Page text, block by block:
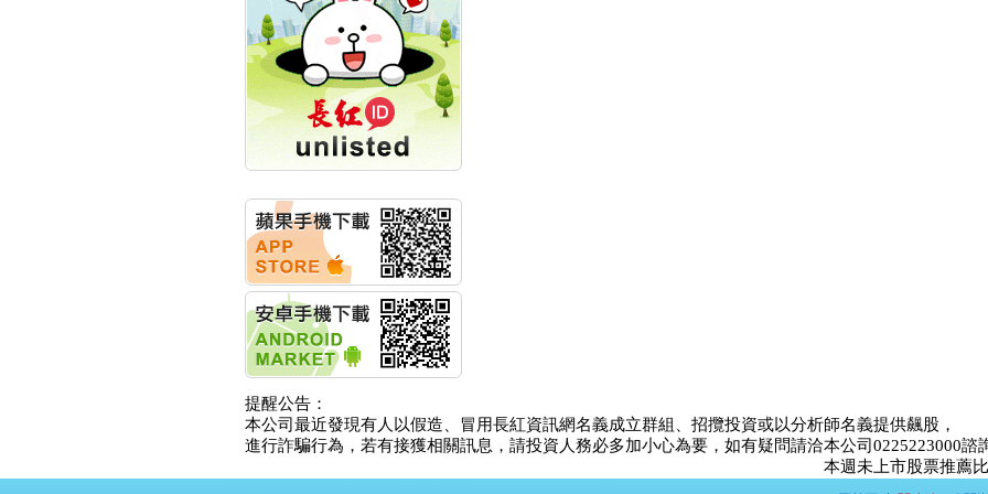
計畫
明緯企業:明緯永續科技
競賽 以電源驅動善的力
量
秀育企業:秀育SHO-U儲
能系統 獲國內首張CNS
認證
聯博投信:聯博00404A
華旭先進:代重要子公司
碩通散熱股份有限公司
公告董事會通過發言人
及代理發
華旭先進:代重要子公司
碩通散熱股份有限公司
公告董事會決議發行員
工認股權
華旭先進:代重要子公司
碩通散熱股份有限公司
公告董事會追認113年
向關係
華旭先進:代重要子公司
碩通散熱股份有限公司
提醒公告：
本公司最近發現有人以假造、冒用長紅資訊網名義成立群組、招攬投資或以分析師名義提供飆股，
進行詐騙行為，若有接獲相關訊息，請投資人務必多加小心為要，如有疑問請洽本公司0225223000諮
本週未上市股票推薦比